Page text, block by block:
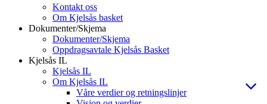
Kontakt oss
Om Kjelsås basket
Dokumenter/Skjema
Dokumenter/Skjema
Oppdragsavtale Kjelsås Basket
Kjelsås IL
Kjelsås IL
Om Kjelsås IL
Våre verdier og retningslinjer